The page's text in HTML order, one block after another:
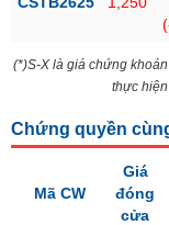
Tâm
trường
(*)S-X là giá chứng
thực
Chứng quyền
Mã CW
Giá
đóng
cửa
KHÔNG